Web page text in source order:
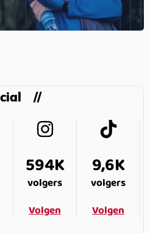
594K
volgers
Volgen
9,6K
volgers
Volgen